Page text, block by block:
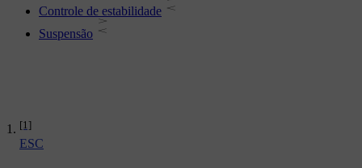
[1]
ESC
Controle de estabilidade
Suspensão